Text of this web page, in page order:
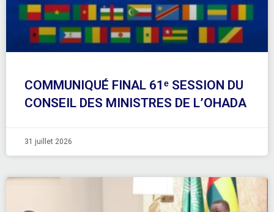
COMMUNIQUÉ FINAL 61ᵉ SESSION DU
CONSEIL DES MINISTRES DE L’OHADA
31 juillet 2026